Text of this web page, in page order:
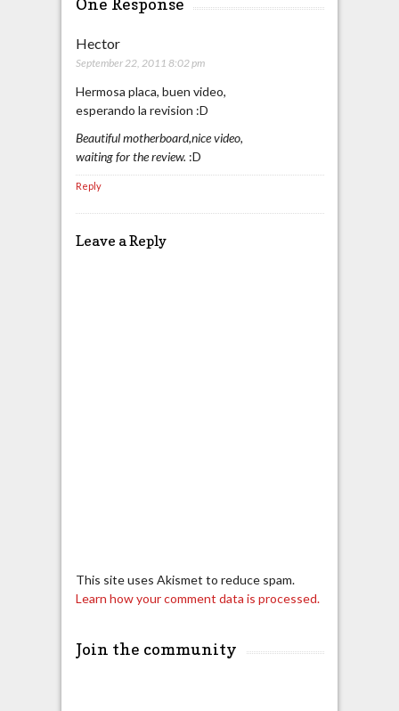
One Response
Hector
September 22, 2011 8:02 pm
Hermosa placa, buen video,
esperando la revision :D
Beautiful motherboard,nice video,
waiting for the review. :D
Reply
Leave a Reply
This site uses Akismet to reduce spam.
Learn how your comment data is processed.
Join the community